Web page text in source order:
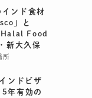
インド食材
」と
Halal Food
新大久保
所
ンドビザ
5年有効の